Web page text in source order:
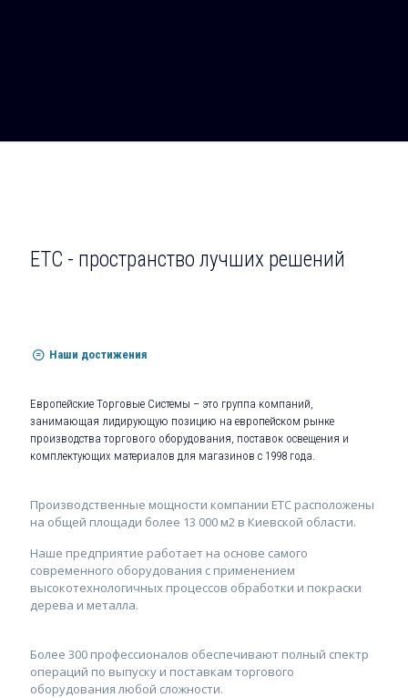
ЕТС - пространство лучших решений
Наши достижения
Европейские Торговые Системы – это группа компаний,
занимающая лидирующую позицию на европейском рынке
производства торгового оборудования, поставок освещения и
комплектующих материалов для магазинов с 1998 года.
Производственные мощности компании ЕТС расположены
на общей площади более 13 000 м2 в Киевской области.
Наше предприятие работает на основе самого
современного оборудования с применением
высокотехнологичных процессов обработки и покраски
дерева и металла.
Более 300 профессионалов обеспечивают полный спектр
операций по выпуску и поставкам торгового
оборудования любой сложности.